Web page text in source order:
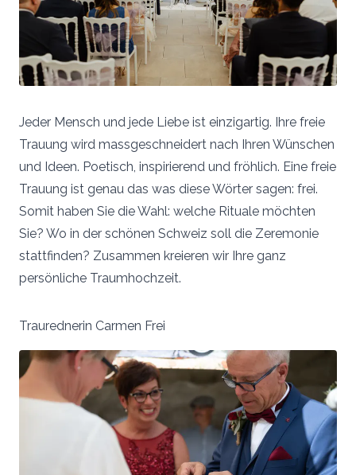
Jeder Mensch und jede Liebe ist einzigartig. Ihre freie
Trauung wird massgeschneidert nach Ihren Wünschen
und Ideen. Poetisch, inspirierend und fröhlich. Eine freie
Trauung ist genau das was diese Wörter sagen: frei.
Somit haben Sie die Wahl: welche Rituale möchten
Sie? Wo in der schönen Schweiz soll die Zeremonie
stattfinden? Zusammen kreieren wir Ihre ganz
persönliche Traumhochzeit.
Traurednerin Carmen Frei